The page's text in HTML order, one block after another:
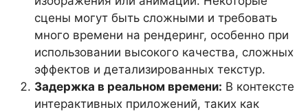
сцены могут быть сложными и требовать
много времени на рендеринг, особенно при
использовании высокого качества, сложных
эффектов и детализированных текстур.
Задержка в реальном времени: В контексте
интерактивных приложений, таких как